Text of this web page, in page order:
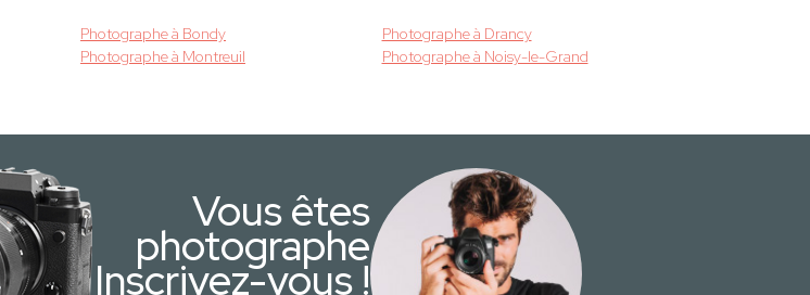
Photographe à Bondy
Photographe à Drancy
Photographe à Montreuil
Photographe à Noisy-le-Grand
Vous êtes
photographe
Inscrivez-vous !